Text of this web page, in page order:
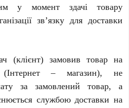
у момент здачі товару
зв’язку для доставки
(клієнт) замовив товар на
(Інтернет – магазин), не
за замовлений товар, а
службою доставки на